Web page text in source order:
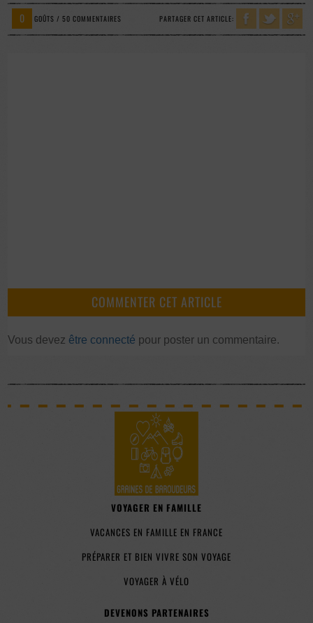
0 GOÛTS / 50 COMMENTAIRES PARTAGER CET ARTICLE:
COMMENTER CET ARTICLE
Vous devez être connecté pour poster un commentaire.
VOYAGER EN FAMILLE
VACANCES EN FAMILLE EN FRANCE
PRÉPARER ET BIEN VIVRE SON VOYAGE
VOYAGER À VÉLO
DEVENONS PARTENAIRES